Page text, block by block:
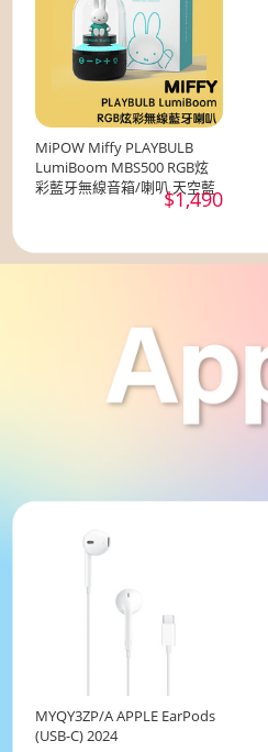
MiPOW Miffy PLAYBULB
LumiBoom MBS500 RGB炫
彩藍牙無線音箱/喇叭 天空藍
$1,490
MYQY3ZP/A APPLE EarPods
(USB-C) 2024